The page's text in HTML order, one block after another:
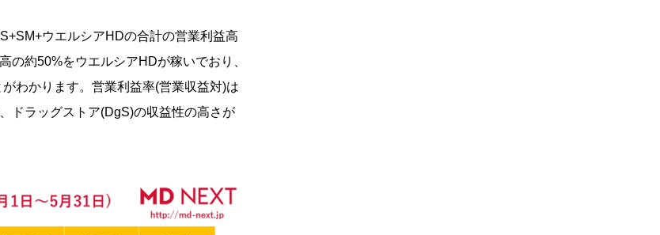
ウエルシアHDの合計の営業利益高
の約50%をウエルシアHDが稼いでおり、
わかります。営業利益率(営業収益対)は
ドラッグストア(DgS)の収益性の高さが